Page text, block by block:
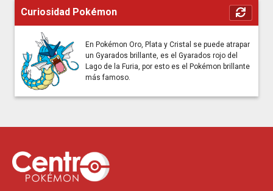
Curiosidad Pokémon
En Pokémon Oro, Plata y Cristal se puede atrapar
un Gyarados brillante, es el Gyarados rojo del
Lago de la Furia, por esto es el Pokémon brillante
más famoso.